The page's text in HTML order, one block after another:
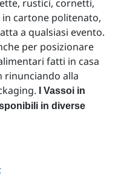
rustici, cornetti,
in cartone politenato,
a qualsiasi evento.
per posizionare
fatti in casa
rinunciando alla
I Vassoi in
in diverse